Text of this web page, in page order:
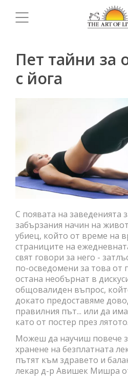
Пет тайни за
с йога
С появата на заведенията
забързания начин на
убиец, който от време на
страниците на
свят говори за него -
по-осведомени за това от
остана необърнат в
общовалиден въпрос,
докато предоставяме
правилния път... или да
като от постер през лятото.
Можеш да научиш повече
хранене на безплатната
пътят към здравето и
лекар д-р Авишек Мишра